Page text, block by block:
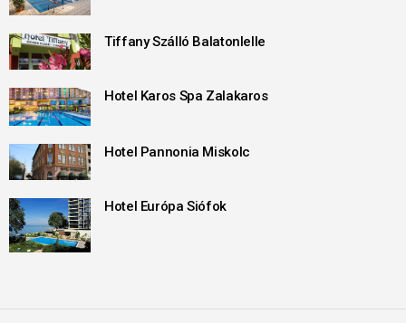
Tiffany Szálló Balatonlelle
Hotel Karos Spa Zalakaros
Hotel Pannonia Miskolc
Hotel Európa Siófok